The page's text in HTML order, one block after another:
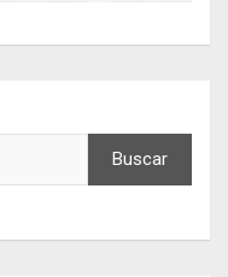
Buscar